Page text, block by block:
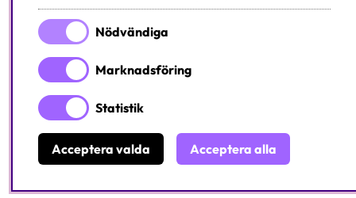
Nödvändiga
Marknadsföring
Statistik
Acceptera valda Acceptera alla